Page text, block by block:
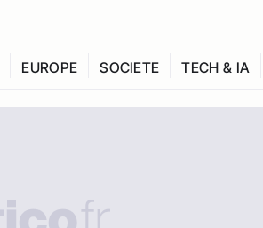
EUROPE SOCIETE TECH & IA